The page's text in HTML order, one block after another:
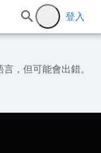
登入
，但可能會出錯。